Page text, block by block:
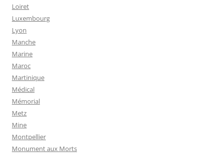
Loiret
Luxembourg
Lyon
Manche
Marine
Maroc
Martinique
Médical
Mémorial
Metz
Mine
Montpellier
Monument aux Morts